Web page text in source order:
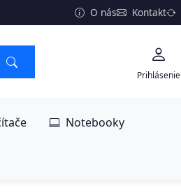
O nás Kontakt
Prihlásenie
Notebooky